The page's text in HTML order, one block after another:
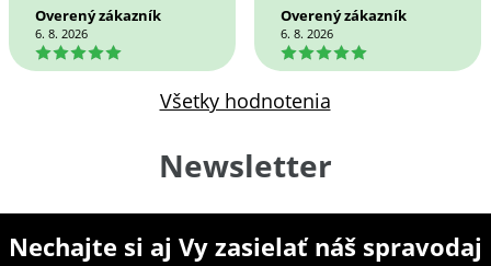
Overený zákazník
6. 8. 2026
5
Overený zákazník
6. 8. 2026
5
Všetky hodnotenia
Newsletter
Nechajte si aj Vy zasielať náš spravodaj